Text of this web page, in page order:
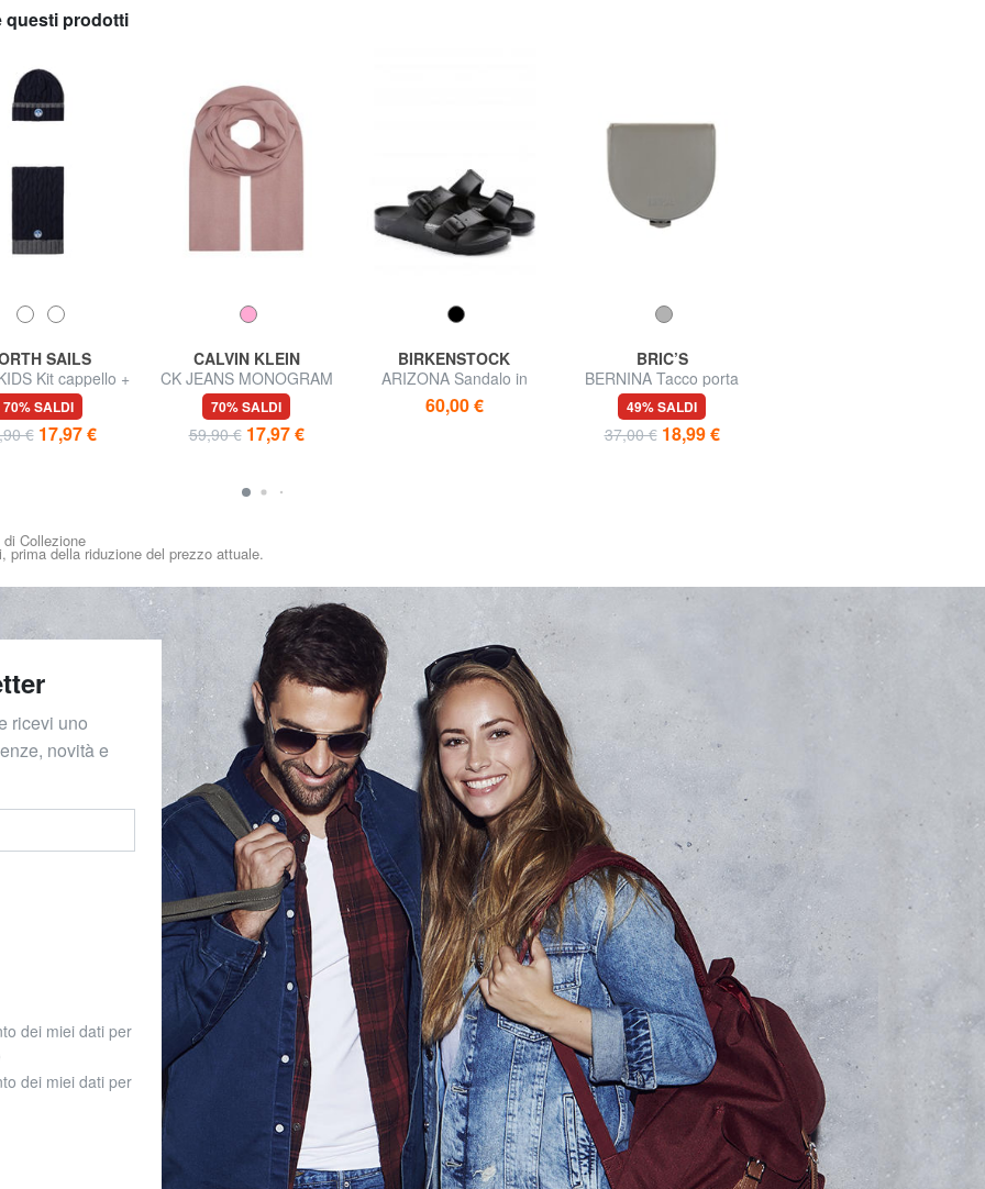
questi prodotti
SAILS
Kit cappello +
bambino
70% SALDI
€ 17,97 €
CALVIN KLEIN
CK JEANS MONOGRAM
EMBRO Sciarpa in
poliestere riciclato
70% SALDI
59,90 € 17,97 €
BIRKENSTOCK
ARIZONA Sandalo in
gomma
60,00 €
BRIC’S
BERNINA Tacco porta
monete in pelle
49% SALDI
37,00 € 18,99 €
Collezione
della riduzione del prezzo attuale.
ricevi uno
novità e
dei miei dati per
dei miei dati per